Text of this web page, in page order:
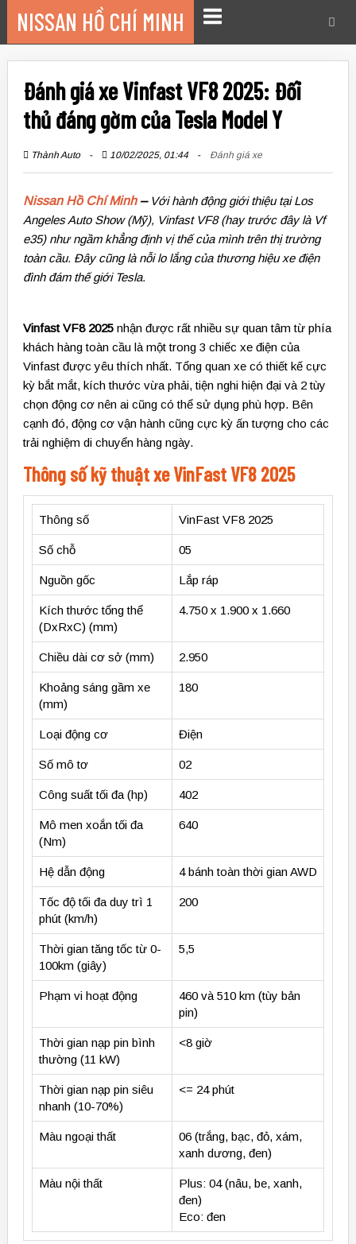
nội
dung
NISSAN HỒ CHÍ MINH
đơn
Đánh giá xe Vinfast VF8 2025: Đối
thủ đáng gờm của Tesla Model Y
Thành Auto 10/02/2025, 01:44 Đánh giá xe
Nissan Hồ Chí Minh– Với hành động giới thiệu tại Los
Angeles Auto Show (Mỹ), Vinfast VF8 (hay trước đây là Vf
e35) như ngầm khẳng định vị thế của mình trên thị trường
toàn cầu. Đây cũng là nỗi lo lắng của thương hiệu xe điện
đình đám thế giới Tesla.
Vinfast VF8 2025 nhận được rất nhiều sự quan tâm từ phía
khách hàng toàn cầu là một trong 3 chiếc xe điện của
Vinfast được yêu thích nhất. Tổng quan xe có thiết kế cực
kỳ bắt mắt, kích thước vừa phải, tiện nghi hiện đại và 2 tùy
chọn động cơ nên ai cũng có thể sử dụng phù hợp. Bên
cạnh đó, động cơ vận hành cũng cực kỳ ấn tượng cho các
trải nghiệm di chuyển hàng ngày.
Thông số kỹ thuật xe VinFast VF8 2025
Thông số VinFast VF8 2025
Số chỗ 05
Nguồn gốc Lắp ráp
Kích thước tổng thể
(DxRxC) (mm)
4.750 x 1.900 x 1.660
Chiều dài cơ sở (mm) 2.950
Khoảng sáng gầm xe
(mm)
180
Loại động cơ Điện
Số mô tơ 02
Công suất tối đa (hp) 402
Mô men xoắn tối đa
(Nm)
640
Hệ dẫn động 4 bánh toàn thời gian AWD
Tốc độ tối đa duy trì 1
phút (km/h)
200
Thời gian tăng tốc từ 0-
100km (giây)
5,5
Phạm vi hoạt động
460 và 510 km (tùy bản
pin)
Thời gian nạp pin bình
thường (11 kW)
<8 giờ
Thời gian nạp pin siêu
nhanh (10-70%)
<= 24 phút
Màu ngoại thất
06 (trắng, bạc, đỏ, xám,
xanh dương, đen)
Màu nội thất
Plus: 04 (nâu, be, xanh,
đen)
Eco: đen